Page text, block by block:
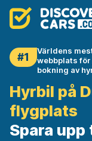
#1
Världens
webbplats
bokning av
Hyrbil på
flygplats
Spara upp